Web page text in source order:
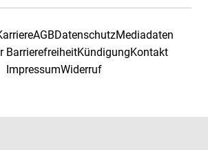
AGBDatenschutzMediadaten
BarrierefreiheitKündigungKontakt
ImpressumWiderruf